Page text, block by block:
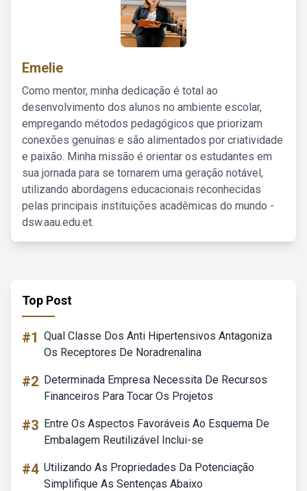
Emelie
Como mentor, minha dedicação é total ao
desenvolvimento dos alunos no ambiente escolar,
empregando métodos pedagógicos que priorizam
conexões genuínas e são alimentados por criatividade
e paixão. Minha missão é orientar os estudantes em
sua jornada para se tornarem uma geração notável,
utilizando abordagens educacionais reconhecidas
pelas principais instituições acadêmicas do mundo -
dsw.aau.edu.et.
Top Post
#1 Qual Classe Dos Anti Hipertensivos Antagoniza
Os Receptores De Noradrenalina
#2 Determinada Empresa Necessita De Recursos
Financeiros Para Tocar Os Projetos
#3 Entre Os Aspectos Favoráveis Ao Esquema De
Embalagem Reutilizável Inclui-se
#4 Utilizando As Propriedades Da Potenciação
Simplifique As Sentenças Abaixo